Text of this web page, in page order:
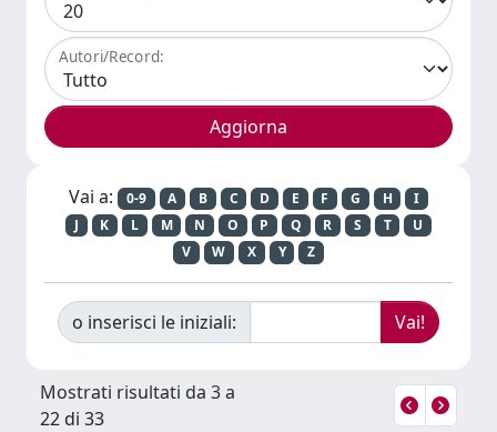
Autori/Record:
Vai a: 0-9 A B C D E F G H
I
J
K L M N O P Q R S T
U
V
W X Y Z
o inserisci le iniziali:
Mostrati risultati da 3 a
22 di 33